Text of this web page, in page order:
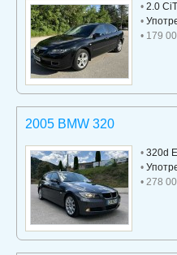
• 2.0
•
• 179
2005 BMW 320
• 320d
•
• 278